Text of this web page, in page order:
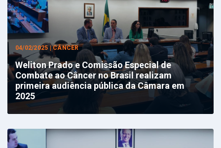
04/02/2025 | CÂNCER
Weliton Prado e Comissão Especial de
Combate ao Câncer no Brasil realizam
primeira audiência pública da Câmara em
2025